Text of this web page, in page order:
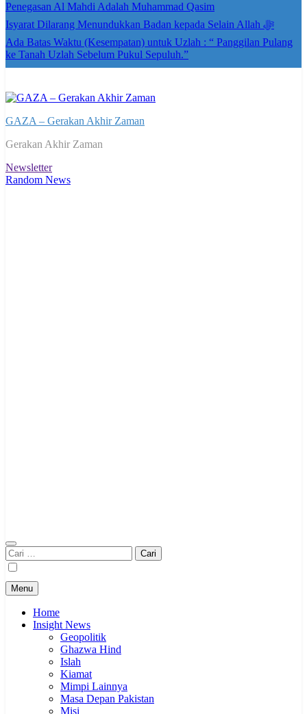
Penegasan Al Mahdi Adalah Muhammad Qasim
Isyarat Dilarang Menundukkan Badan kepada Selain Allah ﷻ
Ada Batas Waktu (Kesempatan) untuk Uzlah : “ Panggilan Pulang
ke Tanah Uzlah Sebelum Pukul Sepuluh.”
GAZA – Gerakan Akhir Zaman
Gerakan Akhir Zaman
Newsletter
Random News
Cari
untuk:
Menu
Home
Insight News
Geopolitik
Ghazwa Hind
Islah
Kiamat
Mimpi Lainnya
Masa Depan Pakistan
Misi